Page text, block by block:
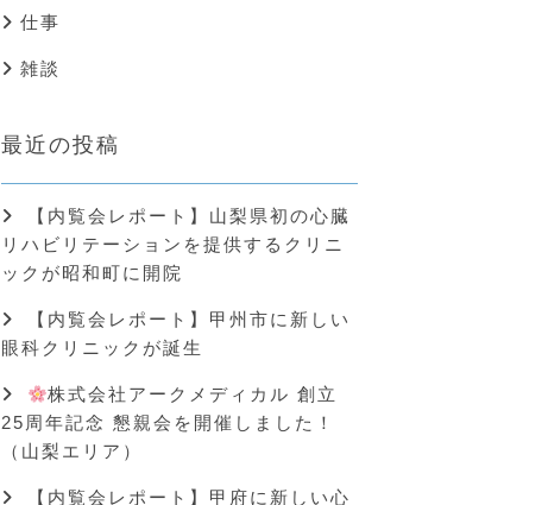
仕事
雑談
最近の投稿
【内覧会レポート】山梨県初の心臓
リハビリテーションを提供するクリニ
ックが昭和町に開院
【内覧会レポート】甲州市に新しい
眼科クリニックが誕生
株式会社アークメディカル 創立
25周年記念 懇親会を開催しました！
（山梨エリア）
【内覧会レポート】甲府に新しい心